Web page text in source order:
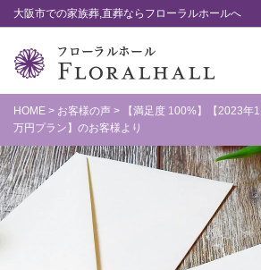
大阪市での家族葬,直葬ならフローラルホールへ
HOME > お客様の声 >
【満足度 100%】【2023年
万円プラン】のお客様より